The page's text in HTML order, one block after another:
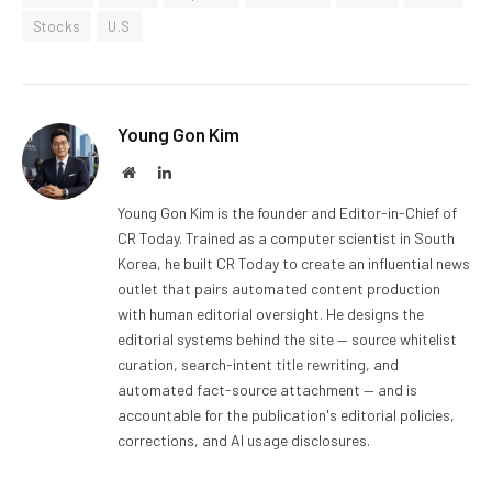
Stocks
U.S
Young Gon Kim
WebsiteLinkedIn
Young Gon Kim is the founder and Editor-in-Chief of
CR Today. Trained as a computer scientist in South
Korea, he built CR Today to create an influential news
outlet that pairs automated content production
with human editorial oversight. He designs the
editorial systems behind the site — source whitelist
curation, search-intent title rewriting, and
automated fact-source attachment — and is
accountable for the publication's editorial policies,
corrections, and AI usage disclosures.